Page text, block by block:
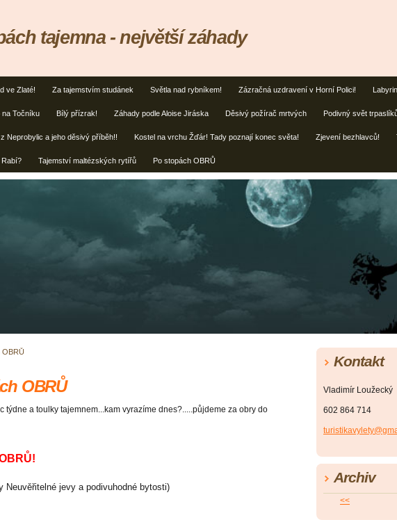
ve Zlaté! Za tajemstvím studánek Světla nad rybníkem! Zázračná uzdravení v Horní Polici!
na Točníku Bílý přízrak! Záhady podle Aloise Jiráska Děsivý požírač mrtvých Podivný svět
Neprobylic a jeho děsivý příběh!! Kostel na vrchu Žďár! Tady poznají konec světa! Zjevení bezhlavců!
Tajemství maltézských rytířů Po stopách OBRŮ
tajemna - největší záhady
OBRŮ
OBRŮ
týdne a toulky tajemnem...kam vyrazíme dnes?.....půjdeme za obry do
Neuvěřitelné jevy a podivuhodné bytosti)
Kontakt
Vladimír Loužecký
602 864 714
Archiv
<<